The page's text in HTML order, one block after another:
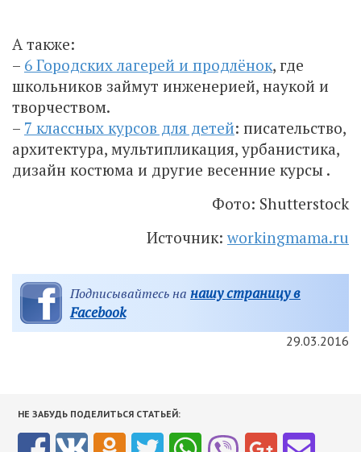
А также:
– 6 Городских лагерей и продлёнок, где
школьников займут инженерией, наукой и
творчеством.
– 7 классных курсов для детей: писательство,
архитектура, мультипликация, урбанистика,
дизайн костюма и другие весенние курсы .
Фото: Shutterstock
Источник: workingmama.ru
Подписывайтесь на нашу страницу в
Facebook
29.03.2016
НЕ ЗАБУДЬ ПОДЕЛИТЬСЯ СТАТЬЕЙ: